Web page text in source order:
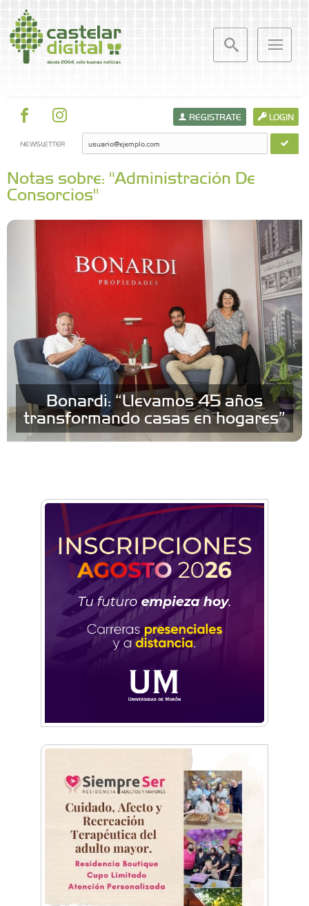
LOGIN
REGISTRATE
NEWSLETTER
Notas sobre: "Administración De
Consorcios"
Bonardi: “Llevamos 45 años
transformando casas en hogares”